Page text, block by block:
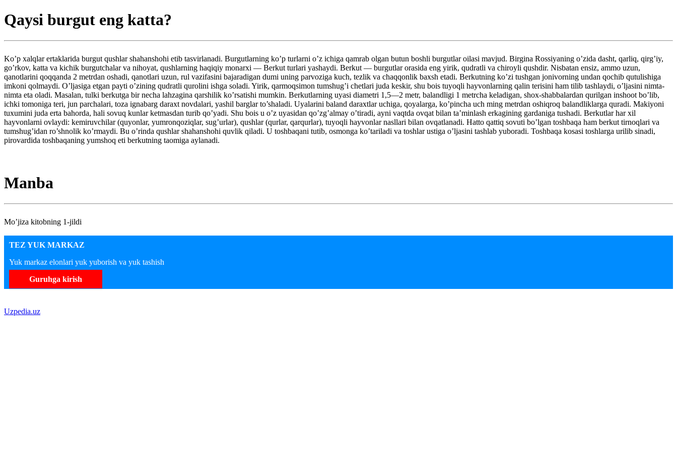
Qaysi burgut eng katta?
Ko’p xalqlar ertaklarida burgut qushlar shahanshohi etib tasvirlanadi. Burgutlarning ko’p turlarni o’z ichiga qamrab olgan butun boshli burgutlar oilasi mavjud. Birgina Rossiyaning o’zida dasht, qarliq, qirg’iy,
go’rkov, katta va kichik burgutchalar va nihoyat, qushlarning haqiqiy monarxi — Berkut turlari yashaydi. Berkut — burgutlar orasida eng yirik, qudratli va chiroyli qushdir. Nisbatan ensiz, ammo uzun,
qanotlarini qoqqanda 2 metrdan oshadi, qanotlari uzun, rul vazifasini bajaradigan dumi uning parvoziga kuch, tezlik va chaqqonlik baxsh etadi. Berkutning ko’zi tushgan jonivorning undan qochib qutulishiga
imkoni qolmaydi. O’ljasiga etgan payti o’zining qudratli qurolini ishga soladi. Yirik, qarmoqsimon tumshug’i chetlari juda keskir, shu bois tuyoqli hayvonlarning qalin terisini ham tilib tashlaydi, o’ljasini nimta-
nimta eta oladi. Masalan, tulki berkutga bir necha lahzagina qarshilik ko’rsatishi mumkin. Berkutlarning uyasi diametri 1,5—2 metr, balandligi 1 metrcha keladigan, shox-shabbalardan qurilgan inshoot bo’lib,
ichki tomoniga teri, jun parchalari, toza ignabarg daraxt novdalari, yashil barglar to’shaladi. Uyalarini baland daraxtlar uchiga, qoyalarga, ko’pincha uch ming metrdan oshiqroq balandliklarga quradi. Makiyoni
tuxumini juda erta bahorda, hali sovuq kunlar ketmasdan turib qo’yadi. Shu bois u o’z uyasidan qo’zg’almay o’tiradi, ayni vaqtda ovqat bilan ta’minlash erkagining gardaniga tushadi. Berkutlar har xil
hayvonlarni ovlaydi: kemiruvchilar (quyonlar, yumronqoziqlar, sug’urlar), qushlar (qurlar, qarqurlar), tuyoqli hayvonlar nasllari bilan ovqatlanadi. Hatto qattiq sovuti bo’lgan toshbaqa ham berkut tirnoqlari va
tumshug’idan ro’shnolik ko’rmaydi. Bu o’rinda qushlar shahanshohi quvlik qiladi. U toshbaqani tutib, osmonga ko’tariladi va toshlar ustiga o’ljasini tashlab yuboradi. Toshbaqa kosasi toshlarga urilib sinadi,
pirovardida toshbaqaning yumshoq eti berkutning taomiga aylanadi.
Manba
Mo’jiza kitobning 1-jildi
TEZ YUK MARKAZ
Yuk markaz elonlari yuk yuborish va yuk tashish
Guruhga kirish
Uzpedia.uz